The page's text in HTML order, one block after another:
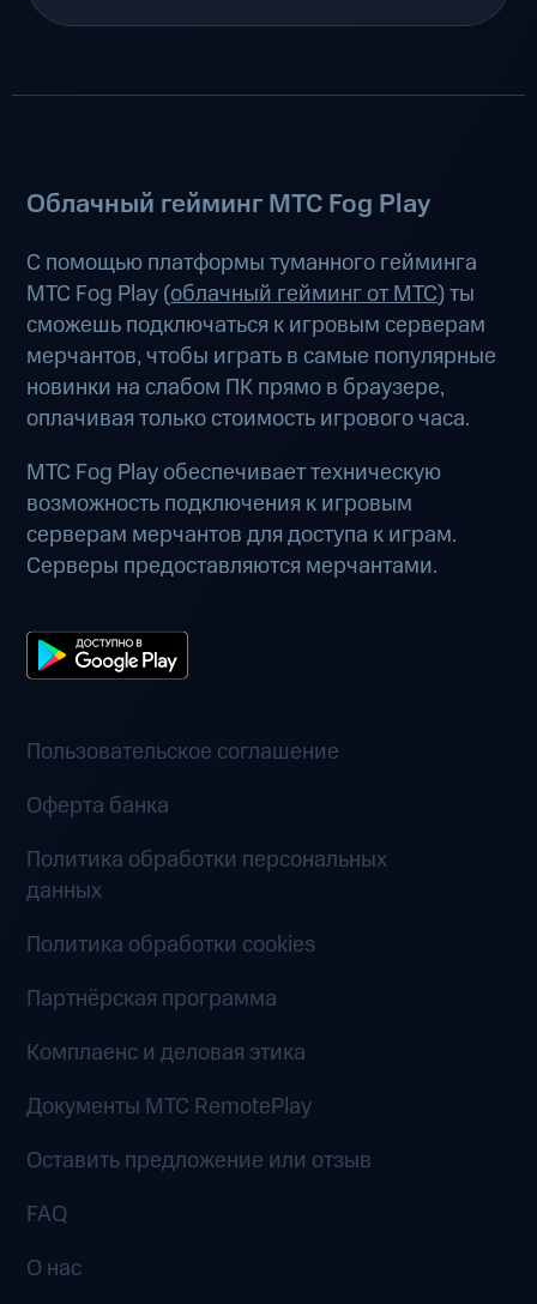
Облачный гейминг МТС Fog Play
С помощью платформы туманного гейминга
МТС Fog Play (облачный гейминг от МТС) ты
сможешь подключаться к игровым серверам
мерчантов, чтобы играть в самые популярные
новинки на слабом ПК прямо в браузере,
оплачивая только стоимость игрового часа.
МТС Fog Play обеспечивает техническую
возможность подключения к игровым
серверам мерчантов для доступа к играм.
Серверы предоставляются мерчантами.
Пользовательское соглашение
Оферта банка
Политика обработки персональных
данных
Политика обработки cookies
Партнёрская программа
Комплаенс и деловая этика
Документы MTC RemotePlay
Оставить предложение или отзыв
FAQ
О нас